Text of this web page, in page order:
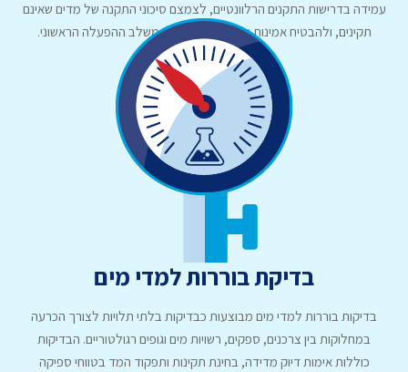
עמידה בדרישות התקנים הרלוונטיים, לצמצם סיכוני התקנה של מדים שאינם
תקינים, ולהבטיח אמינות ודיוק במדידה כבר משלב ההפעלה הראשוני.
בדיקת בוררות למדי מים
בדיקות בוררות למדי מים מבוצעות כבדיקות בלתי תלויות לצורך הכרעה
במחלוקות בין צרכנים, ספקים, רשויות מים וגופים רגולטוריים. הבדיקות
כוללות אימות דיוק מדידה, בחינת תקינות ותפקוד המד בטווחי ספיקה